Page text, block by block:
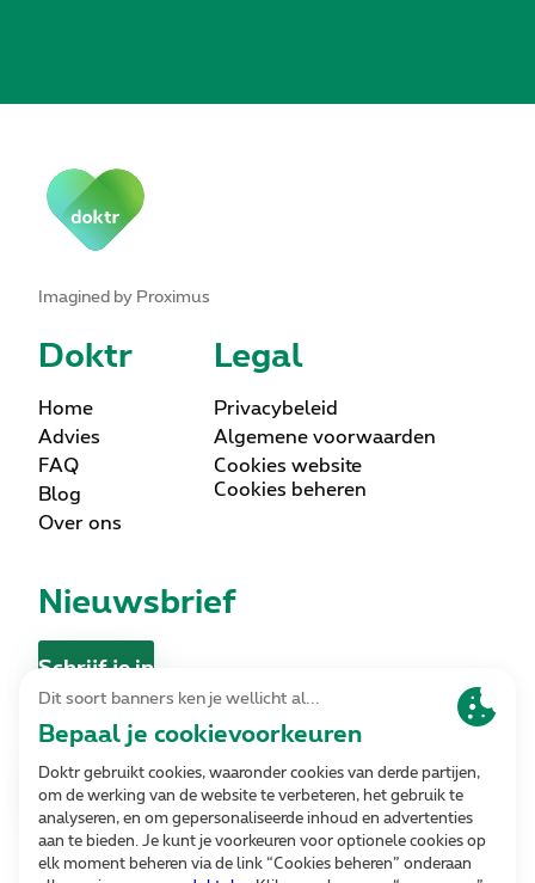
Imagined by Proximus
Doktr
Home
Advies
FAQ
Blog
Over ons
Legal
Privacybeleid
Algemene voorwaarden
Cookies website
Cookies beheren
Nieuwsbrief
Schrijf je in
Contact
Contacteer ons